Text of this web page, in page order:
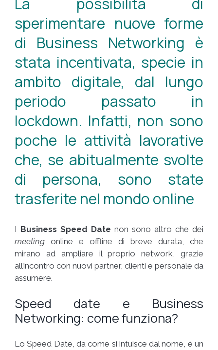
sperimentare nuove forme
di Business Networking è
stata incentivata, specie in
ambito digitale, dal lungo
periodo passato in
lockdown. Infatti, non sono
poche le attività lavorative
che, se abitualmente svolte
di persona, sono state
trasferite nel mondo online
I Business Speed Date non sono altro che dei
meeting online e offline di breve durata, che
mirano ad ampliare il proprio network, grazie
all’incontro con nuovi partner, clienti e personale da
assumere.
Speed date e Business
Networking: come funziona?
Lo Speed Date, da come si intuisce dal nome, è un